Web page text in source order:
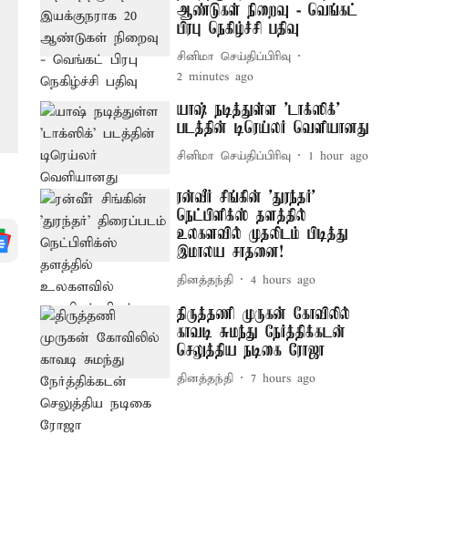
ஆண்டுகள் நிறைவு - வெங்கட்
பிரபு நெகிழ்ச்சி பதிவு
சினிமா செய்திப்பிரிவு
2 minutes ago
யாஷ் நடித்துள்ள 'டாக்‌ஸிக்'
படத்தின் டிரெய்லர் வெளியானது
சினிமா செய்திப்பிரிவு 1 hour ago
ரன்வீர் சிங்கின் 'துரந்தர்'
நெட்பிளிக்ஸ் தளத்தில்
உலகளவில் முதலிடம் பிடித்து
இமாலய சாதனை!
தினத்தந்தி 4 hours ago
திருத்தணி முருகன் கோவிலில்
காவடி சுமந்து நேர்த்திக்கடன்
செலுத்திய நடிகை ரோஜா
தினத்தந்தி 7 hours ago